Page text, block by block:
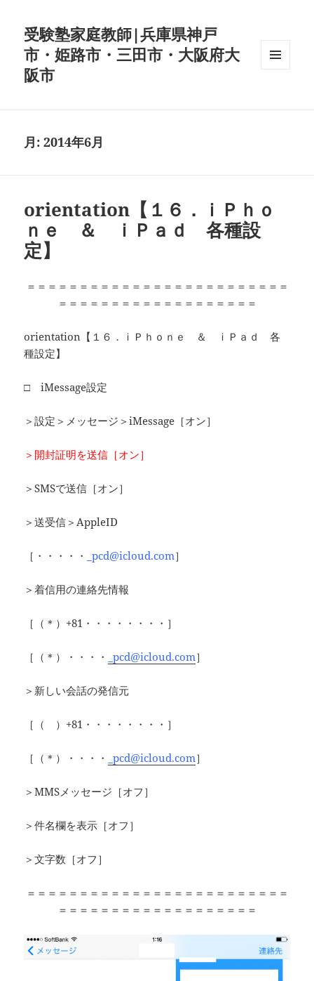
受験塾家庭教師|兵庫県神戸
市・姫路市・三田市・大阪府大
阪市
月:2014年6月
orientation【１６．ｉＰｈｏ
ｎｅ ＆ ｉＰａｄ 各種設
定】
＝＝＝＝＝＝＝＝＝＝＝＝＝＝＝＝＝＝＝＝＝＝＝＝＝
＝＝＝＝＝＝＝＝＝＝＝＝＝＝＝＝＝＝＝
orientation【１６．ｉＰｈｏｎｅ ＆ ｉＰａｄ 各
種設定】
□ iMessage設定
＞設定＞メッセージ＞iMessage［オン］
＞開封証明を送信［オン］
＞SMSで送信［オン］
＞送受信＞AppleID
［・・・・・ _pcd@icloud.com］
＞着信用の連絡先情報
［（＊）+81・・・・・・・・］
［（＊）・・・・ _pcd@icloud.com］
＞新しい会話の発信元
［（ ）+81・・・・・・・・］
［（＊）・・・・ _pcd@icloud.com］
＞MMSメッセージ［オフ］
＞件名欄を表示［オフ］
＞文字数［オフ］
＝＝＝＝＝＝＝＝＝＝＝＝＝＝＝＝＝＝＝＝＝＝＝＝＝
＝＝＝＝＝＝＝＝＝＝＝＝＝＝＝＝＝＝＝